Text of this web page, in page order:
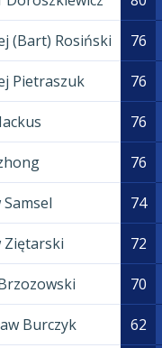
(Bart) Rosiński 76
Pietraszuk 76
76
76
74
Ziętarski 72
70
Burczyk 62